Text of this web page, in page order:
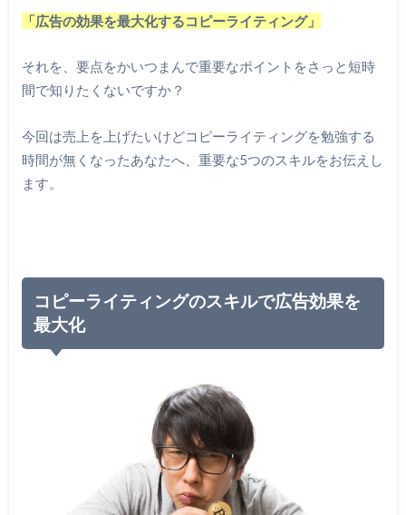
「広告の効果を最大化するコピーライティング」
それを、要点をかいつまんで重要なポイントをさっと短時
間で知りたくないですか？
今回は売上を上げたいけどコピーライティングを勉強する
時間が無くなったあなたへ、重要な5つのスキルをお伝えし
ます。
コピーライティングのスキルで広告効果を
最大化